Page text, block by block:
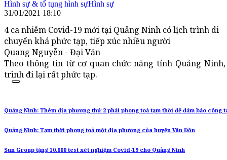
Hình sự & tố tụng hình sựHình sự
31/01/2021 18:10
4 ca nhiễm Covid-19 mới tại Quảng Ninh có lịch trình di
chuyển khá phức tạp, tiếp xúc nhiều người
Quang Nguyễn - Đại Văn
Theo thông tin từ cơ quan chức năng tỉnh Quảng
trình đi lại rất phức tạp.
Quảng Ninh: Thêm địa phương thứ 2 phải phong toả tạm thời để đảm bảo công
Quảng Ninh: Tạm thời phong toả một địa phương của huyện Vân Đồn
Sun Group tặng 10.000 test xét nghiệm Covid-19 cho Quảng Ninh